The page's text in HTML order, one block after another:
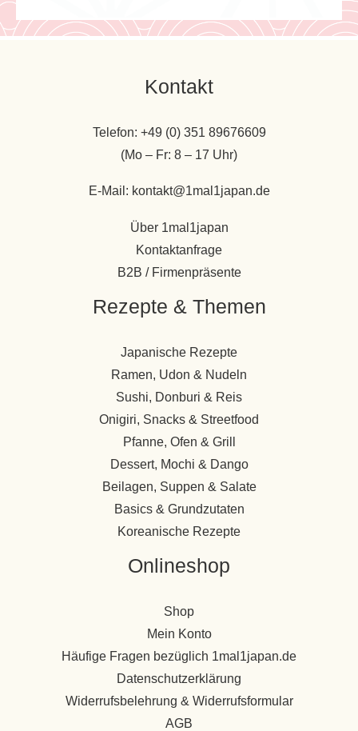
Kontakt
Telefon: +49 (0) 351 89676609
(Mo – Fr: 8 – 17 Uhr)
E-Mail: kontakt@1mal1japan.de
Über 1mal1japan
Kontaktanfrage
B2B / Firmenpräsente
Rezepte & Themen
Japanische Rezepte
Ramen, Udon & Nudeln
Sushi, Donburi & Reis
Onigiri, Snacks & Streetfood
Pfanne, Ofen & Grill
Dessert, Mochi & Dango
Beilagen, Suppen & Salate
Basics & Grundzutaten
Koreanische Rezepte
Onlineshop
Shop
Mein Konto
Häufige Fragen bezüglich 1mal1japan.de
Datenschutzerklärung
Widerrufsbelehrung & Widerrufsformular
AGB